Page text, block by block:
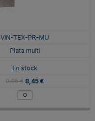
VIN-TEX-PR-MU
Plata multi
En stock
9,95 € 8,45 €